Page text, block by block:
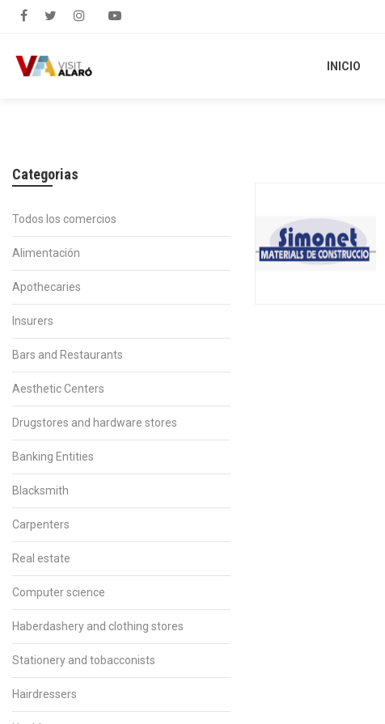
INICIO
INICIO
Categorias
Todos los comercios
Alimentación
Apothecaries
Insurers
Bars and Restaurants
Aesthetic Centers
Drugstores and hardware stores
Banking Entities
Blacksmith
Carpenters
Real estate
Computer science
Haberdashery and clothing stores
Stationery and tobacconists
Hairdressers